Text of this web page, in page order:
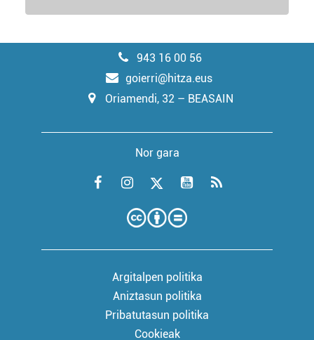
943 16 00 56
goierri@hitza.eus
Oriamendi, 32 – BEASAIN
Nor gara
Argitalpen politika
Aniztasun politika
Pribatutasun politika
Cookieak